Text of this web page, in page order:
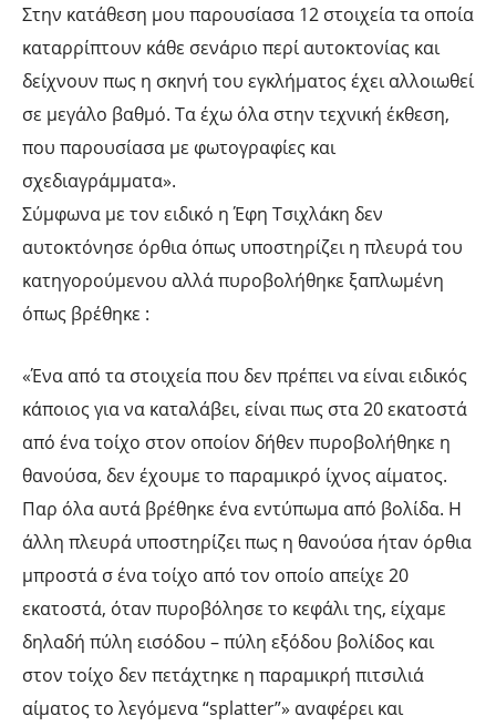
Στην κατάθεση μου παρουσίασα 12 στοιχεία τα οποία
καταρρίπτουν κάθε σενάριο περί αυτοκτονίας και
δείχνουν πως η σκηνή του εγκλήματος έχει αλλοιωθεί
σε μεγάλο βαθμό. Τα έχω όλα στην τεχνική έκθεση,
που παρουσίασα με φωτογραφίες και
σχεδιαγράμματα».
Σύμφωνα με τον ειδικό η Έφη Τσιχλάκη δεν
αυτοκτόνησε όρθια όπως υποστηρίζει η πλευρά του
κατηγορούμενου αλλά πυροβολήθηκε ξαπλωμένη
όπως βρέθηκε :
«Ένα από τα στοιχεία που δεν πρέπει να είναι ειδικός
κάποιος για να καταλάβει, είναι πως στα 20 εκατοστά
από ένα τοίχο στον οποίον δήθεν πυροβολήθηκε η
θανούσα, δεν έχουμε το παραμικρό ίχνος αίματος.
Παρ όλα αυτά βρέθηκε ένα εντύπωμα από βολίδα. Η
άλλη πλευρά υποστηρίζει πως η θανούσα ήταν όρθια
μπροστά σ ένα τοίχο από τον οποίο απείχε 20
εκατοστά, όταν πυροβόλησε το κεφάλι της, είχαμε
δηλαδή πύλη εισόδου – πύλη εξόδου βολίδος και
στον τοίχο δεν πετάχτηκε η παραμικρή πιτσιλιά
αίματος το λεγόμενα “splatter”» αναφέρει και